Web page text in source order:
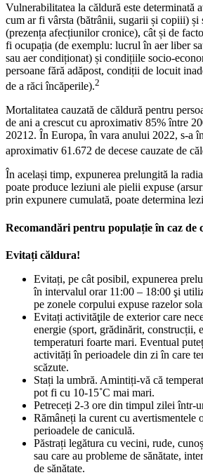
Vulnerabilitatea la căldură este determinată
cum ar fi vârsta (bătrânii, sugarii și copiii) și
(prezența afecțiunilor cronice), cât și de
fi ocupația (de exemplu: lucrul în aer liber
sau aer condiționat) și condițiile socio-
persoane fără adăpost, condiții de locuit
de a răci încăperile).2
Mortalitatea cauzată de căldură pentru
de ani a crescut cu aproximativ 85% între
20212. În Europa, în vara anului 2022, s-a
aproximativ 61.672 de decese cauzate de
În același timp, expunerea prelungită la
poate produce leziuni ale pielii expuse
prin expunere cumulată, poate determina
Recomandări pentru populație în caz de
Evitați căldura!
Evitați, pe cât posibil, expunerea
în intervalul orar 11:00 – 18:00 şi
pe zonele corpului expuse razelor
Evitați activităţile de exterior care
energie (sport, grădinărit, construcții,
temperaturi foarte mari. Eventual
activități în perioadele din zi în care
scăzute.
Stați la umbră. Amintiți-vă că
pot fi cu 10-15˚C mai mari.
Petreceți 2-3 ore din timpul zilei într-
Rămâneți la curent cu avertismentele
perioadele de caniculă.
Păstrați legătura cu vecini, rude,
sau care au probleme de sănătate,
de sănătate.